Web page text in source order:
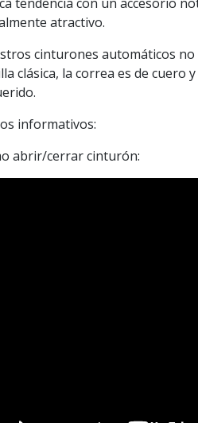
atractivo.
cinturones automáticos
clásica, la correa es de cuero
informativos:
abrir/cerrar cinturón: